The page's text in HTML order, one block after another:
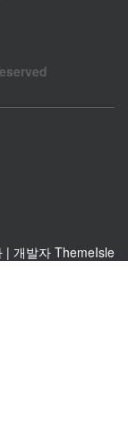
| 개발자ThemeIsle